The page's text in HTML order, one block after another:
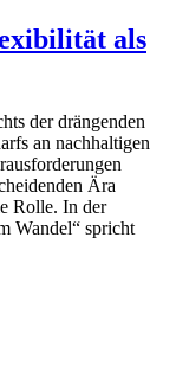
als
der drängenden
an nachhaltigen
Ära
Rolle. In der
Wandel“ spricht